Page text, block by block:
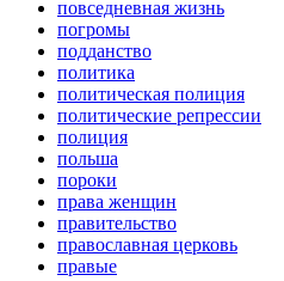
повседневная жизнь
погромы
подданство
политика
политическая полиция
политические репрессии
полиция
польша
пороки
права женщин
правительство
православная церковь
правые